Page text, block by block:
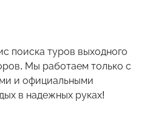
поиска туров выходного
Мы работаем только с
и официальными
в надежных руках!